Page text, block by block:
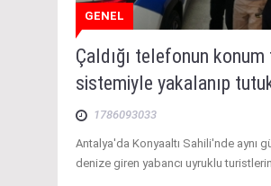
GENEL
Çaldığı telefonun konum
sistemiyle yakalanıp
1786093033
Antalya'da Konyaaltı Sahili'nde aynı
denize giren yabancı uyruklu